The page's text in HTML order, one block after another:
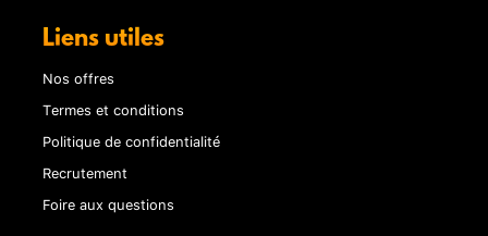
Liens utiles
Nos offres
Termes et conditions
Politique de confidentialité
Recrutement
Foire aux questions